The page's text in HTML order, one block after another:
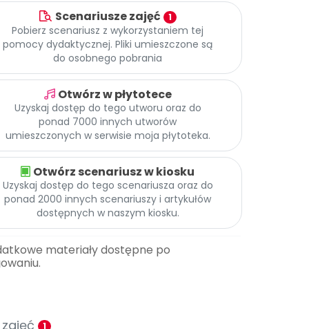
Scenariusze zajęć 1
Pobierz scenariusz z wykorzystaniem tej
pomocy dydaktycznej. Pliki umieszczone są
do osobnego pobrania
Otwórz w płytotece
Uzyskaj dostęp do tego utworu oraz do
ponad 7000 innych utworów
umieszczonych w serwisie moja płytoteka.
Otwórz scenariusz w kiosku
Uzyskaj dostęp do tego scenariusza oraz do
ponad 2000 innych scenariuszy i artykułów
dostępnych w naszym kiosku.
materiały dostępne po
1